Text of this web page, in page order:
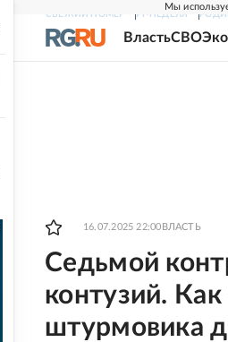
Мы
СВЕЖИЙ НОМЕР РГ-НЕДЕЛЯ
ВластьСВО
16.07.2025 22:00 ВЛАСТЬ
Седьмой
контузий.
штурмовика